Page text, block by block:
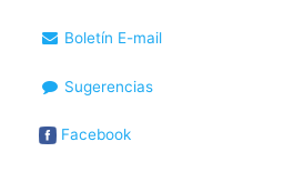
Boletín E-mail
Sugerencias
Facebook